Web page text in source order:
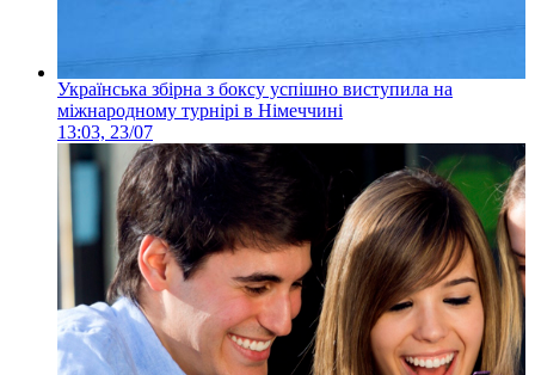
Українська збірна з боксу успішно виступила на
міжнародному турнірі в Німеччині
13:03, 23/07